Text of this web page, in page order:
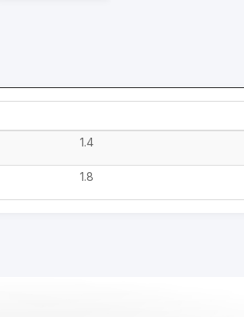
1.4
1.8